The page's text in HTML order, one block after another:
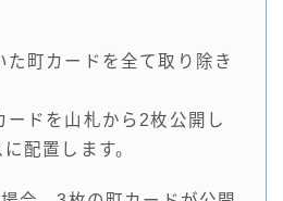
た町カードを全て取り除き
ードを山札から2枚公開し
配置します。